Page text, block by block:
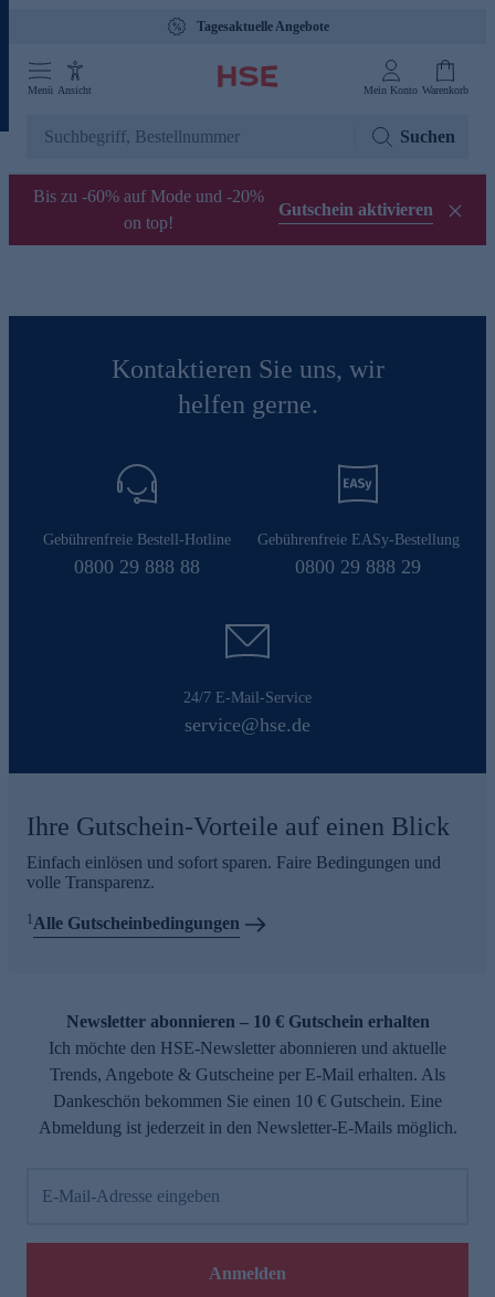
Tagesaktuelle Angebote
Menü Ansicht Mein Konto Warenkorb
Suchen
Bis zu -60% auf Mode und -20%
on top!
Gutschein aktivieren
Kontaktieren Sie uns, wir
helfen gerne.
Gebührenfreie Bestell-Hotline
0800 29 888 88
Gebührenfreie EASy-Bestellung
0800 29 888 29
24/7 E-Mail-Service
service@hse.de
Ihre Gutschein-Vorteile auf einen Blick
Einfach einlösen und sofort sparen. Faire Bedingungen und
volle Transparenz.
1Alle Gutscheinbedingungen
Newsletter abonnieren – 10 € Gutschein erhalten
Ich möchte den HSE-Newsletter abonnieren und aktuelle
Trends, Angebote & Gutscheine per E-Mail erhalten. Als
Dankeschön bekommen Sie einen 10 € Gutschein. Eine
Abmeldung ist jederzeit in den Newsletter-E-Mails möglich.
E-Mail-Adresse eingeben
Anmelden